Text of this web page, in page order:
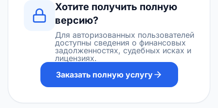
Хотите получить полную
версию?
Для авторизованных пользователей
доступны сведения о финансовых
задолженностях, судебных исках и
лицензиях.
Заказать полную услугу